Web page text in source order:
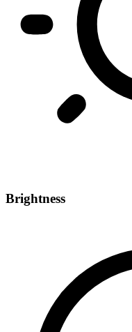
Brightness